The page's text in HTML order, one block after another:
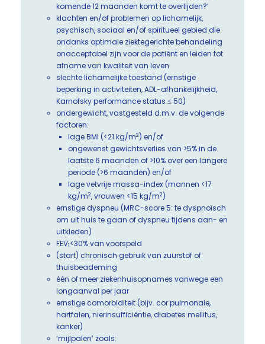
komende 12 maanden komt te overlijden?’
klachten en/of problemen op lichamelijk,
psychisch, sociaal en/of spiritueel gebied die
ondanks optimale ziektegerichte behandeling
onacceptabel zijn voor de patiënt en leiden tot
afname van kwaliteit van leven
slechte lichamelijke toestand (ernstige
beperking in activiteiten, ADL-afhankelijkheid,
Karnofsky performance status ≤ 50)
ondergewicht, vastgesteld d.m.v. de volgende
factoren:
lage BMI (<21 kg/m2) en/of
ongewenst gewichtsverlies van >5% in de
laatste 6 maanden of >10% over een langere
periode (>6 maanden) en/of
lage vetvrije massa-index (mannen <17
kg/m2, vrouwen <15 kg/m2)
ernstige dyspneu (MRC-score 5: te dyspnoïsch
om uit huis te gaan of dyspneu tijdens aan- en
uitkleden)
FEV1 <30% van voorspeld
(start) chronisch gebruik van zuurstof of
thuisbeademing
één of meer ziekenhuisopnames vanwege een
longaanval per jaar
ernstige comorbiditeit (bijv. cor pulmonale,
hartfalen, nierinsufficiëntie, diabetes mellitus,
kanker)
‘mijlpalen’ zoals: